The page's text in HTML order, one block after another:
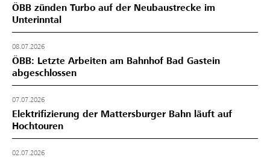
ÖBB zünden Turbo auf der Neubaustrecke im
Unterinntal
08.07.2026
ÖBB: Letzte Arbeiten am Bahnhof Bad Gastein
abgeschlossen
07.07.2026
Elektrifizierung der Mattersburger Bahn läuft auf
Hochtouren
02.07.2026